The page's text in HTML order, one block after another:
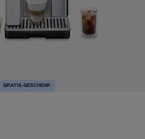
GRATIS-GESCHENK